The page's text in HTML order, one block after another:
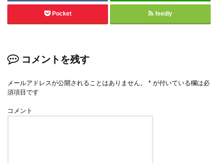
Pocket feedly
コメントを残す
メールアドレスが公開されることはありません。 * が付いている欄は必
須項目です
コメント